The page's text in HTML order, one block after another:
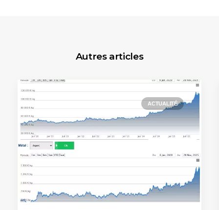
Autres articles
ACTUALITÉ